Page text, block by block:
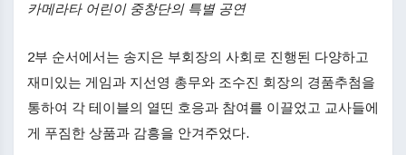
카메라타 어린이 중창단의 특별 공연
2부 순서에서는 송지은 부회장의 사회로 진행된 다양하고
재미있는 게임과 지선영 총무와 조수진 회장의 경품추첨을
통하여 각 테이블의 열띤 호응과 참여를 이끌었고 교사들에
게 푸짐한 상품과 감흥을 안겨주었다.